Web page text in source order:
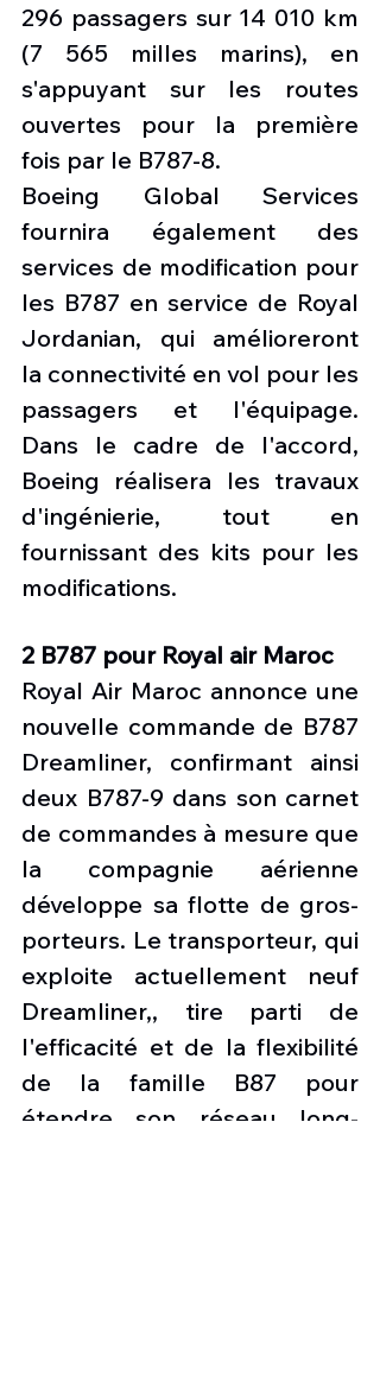
296 passagers sur 14 010 km
(7 565 milles marins), en
s'appuyant sur les routes
ouvertes pour la première
fois par le B787-8.
Boeing Global Services
fournira également des
services de modification pour
les B787 en service de Royal
Jordanian, qui amélioreront
la connectivité en vol pour les
passagers et l'équipage.
Dans le cadre de l'accord,
Boeing réalisera les travaux
d'ingénierie, tout en
fournissant des kits pour les
modifications.
2 B787 pour Royal air Maroc
Royal Air Maroc annonce une
nouvelle commande de B787
Dreamliner, confirmant ainsi
deux B787-9 dans son carnet
de commandes à mesure que
la compagnie aérienne
développe sa flotte de gros-
porteurs. Le transporteur, qui
exploite actuellement neuf
Dreamliner,, tire parti de
l'efficacité et de la flexibilité
de la famille B87 pour
étendre son réseau long-